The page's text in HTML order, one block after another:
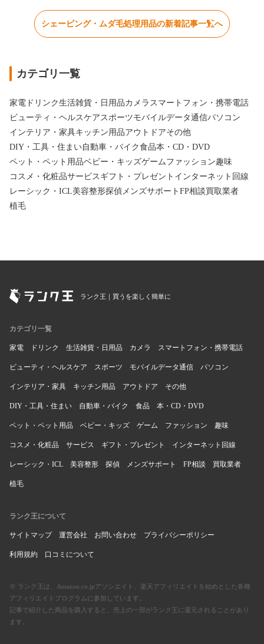
シェービング・ムダ毛処理用品の新着記事一覧へ
カテゴリ一覧
家電 ドリンク生活雑貨・日用品カメラ スマートフォン・携帯電話
ビューティ・ヘルスケアスポーツモバイルデータ通信パソコン
インテリア・家具キッチン用品アウトドアその他
DIY・工具・住まい自動車・バイク食品本・CD・DVD
ペット・ペット用品ベビー・キッズゲームファッション趣味
コスメ・化粧品サービス ギフト・プレゼント インターネット回線
レーシック・ICL美容整形探偵メンズサポート FP相談買取業者
植毛
ランク王｜買うを楽しく簡単に
カテゴリ一覧
家電 ドリンク 生活雑貨・日用品 カメラ スマートフォン・携帯電話
ビューティ・ヘルスケア スポーツ モバイルデータ通信 パソコン
インテリア・家具 キッチン用品 アウトドア その他
DIY・工具・住まい 自動車・バイク 食品 本・CD・DVD
ペット・ペット用品 ベビー・キッズ ゲーム ファッション 趣味
コスメ・化粧品 サービス ギフト・プレゼント インターネット回線
レーシック・ICL 美容整形 探偵 メンズサポート FP相談 買取業者
植毛
ランク王について
サイトマップ 運営会社 お問い合わせ プライバシーポリシー
利用規約 口コミについて
※ ランク王は、Amazon.co.jpアソシエイト、楽天アフィリエイトを始めとした各種
アフィリエイトプログラムに参加しています。
記事で紹介した商品を購入すると、売上の一部がランク王に還元されることがあり
ます。